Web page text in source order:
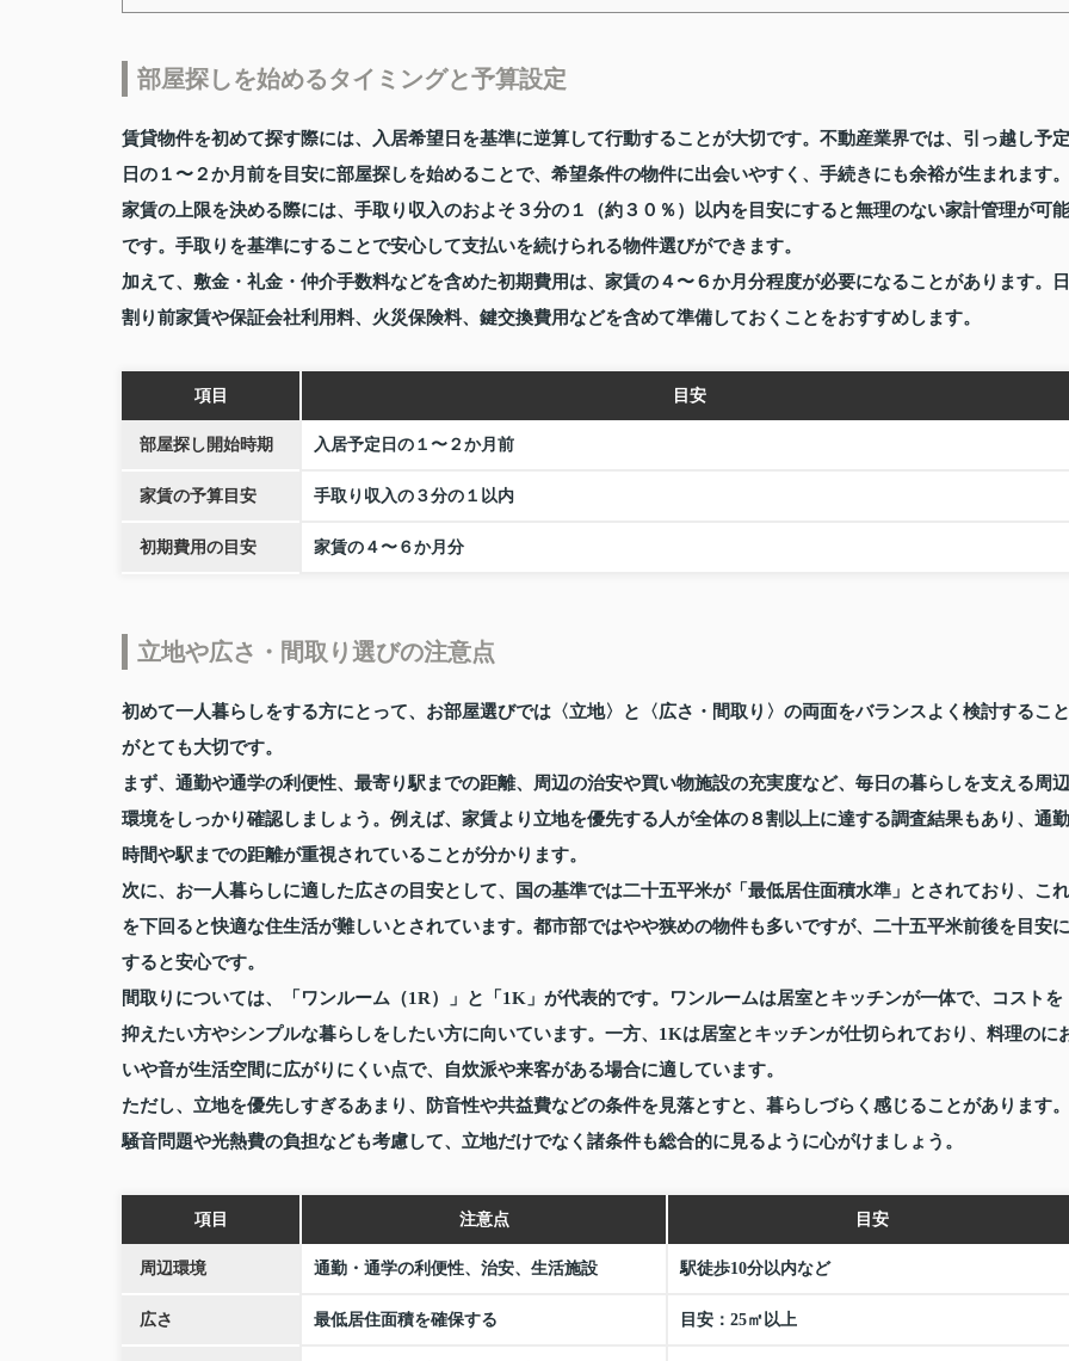
部屋探しを始めるタイミングと予算設定
賃貸物件を初めて探す際には、入居希望日を基準に逆算して行動することが大切です。不動産業界では、引っ越し予定
日の１〜２か月前を目安に部屋探しを始めることで、希望条件の物件に出会いやすく、手続きにも余裕が生まれます。
家賃の上限を決める際には、手取り収入のおよそ３分の１（約３０％）以内を目安にすると無理のない家計管理が可能
です。手取りを基準にすることで安心して支払いを続けられる物件選びができます。
加えて、敷金・礼金・仲介手数料などを含めた初期費用は、家賃の４〜６か月分程度が必要になることがあります。日
割り前家賃や保証会社利用料、火災保険料、鍵交換費用などを含めて準備しておくことをおすすめします。
項目 目安
部屋探し開始時期 入居予定日の１〜２か月前
家賃の予算目安 手取り収入の３分の１以内
初期費用の目安 家賃の４〜６か月分
立地や広さ・間取り選びの注意点
初めて一人暮らしをする方にとって、お部屋選びでは〈立地〉と〈広さ・間取り〉の両面をバランスよく検討すること
がとても大切です。
まず、通勤や通学の利便性、最寄り駅までの距離、周辺の治安や買い物施設の充実度など、毎日の暮らしを支える周辺
環境をしっかり確認しましょう。例えば、家賃より立地を優先する人が全体の８割以上に達する調査結果もあり、通勤
時間や駅までの距離が重視されていることが分かります。
次に、お一人暮らしに適した広さの目安として、国の基準では二十五平米が「最低居住面積水準」とされており、これ
を下回ると快適な住生活が難しいとされています。都市部ではやや狭めの物件も多いですが、二十五平米前後を目安に
すると安心です。
間取りについては、「ワンルーム（1R）」と「1K」が代表的です。ワンルームは居室とキッチンが一体で、コストを
抑えたい方やシンプルな暮らしをしたい方に向いています。一方、1Kは居室とキッチンが仕切られており、料理のに
いや音が生活空間に広がりにくい点で、自炊派や来客がある場合に適しています。
ただし、立地を優先しすぎるあまり、防音性や共益費などの条件を見落とすと、暮らしづらく感じることがあります。
騒音問題や光熱費の負担なども考慮して、立地だけでなく諸条件も総合的に見るように心がけましょう。
項目 注意点 目安
周辺環境 通勤・通学の利便性、治安、生活施設 駅徒歩10分以内など
広さ 最低居住面積を確保する 目安：25㎡以上